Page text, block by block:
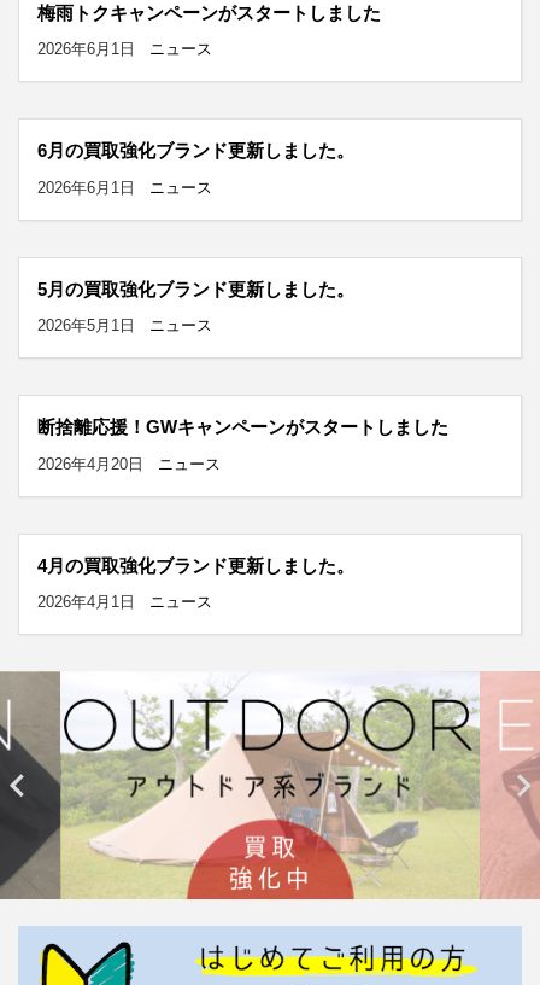
梅雨トクキャンペーンがスタートしました
2026年6月1日 ニュース
6月の買取強化ブランド更新しました。
2026年6月1日 ニュース
5月の買取強化ブランド更新しました。
2026年5月1日 ニュース
断捨離応援！GWキャンペーンがスタートしました
2026年4月20日 ニュース
4月の買取強化ブランド更新しました。
2026年4月1日 ニュース
 